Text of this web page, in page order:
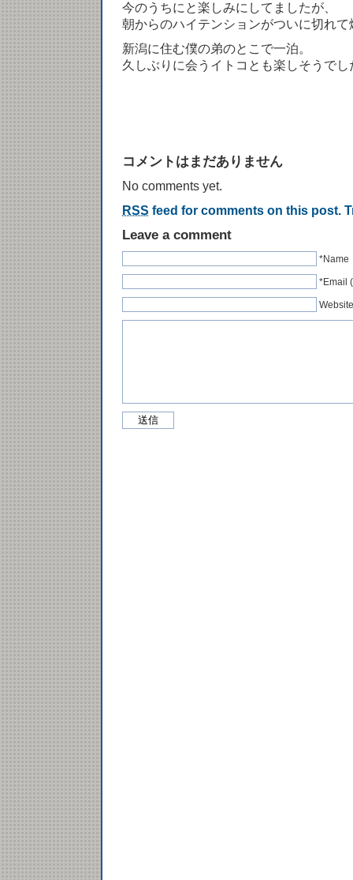
今のうちにと楽しみにしてましたが、
朝からのハイテンションがついに切れて
新潟に住む僕の弟のとこで一泊。
久しぶりに会うイトコとも楽しそうでし
コメントはまだありません
No comments yet.
RSS feed for comments on this post.
Leave a comment
*Name
*Email
Website